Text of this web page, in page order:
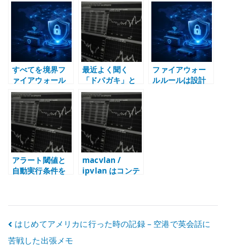
経平均、賃金、
物価を分けて見
る
状態とパケット
構造の検証
を任せるか
すべてを境界フ
ァイアウォール
で防がない – 破
棄条件を配置す
る場所
最近よく聞く
「ドパガキ」と
は？意味と広が
った背景を整理
する
ファイアウォー
ルルールは設計
アラート閾値と
自動実行条件を
macvlan /
ipvlan はコンテ
で整理する
投はじめてアメリカに行った時の記録 – 空港で英会話に
苦戦した出張メモ